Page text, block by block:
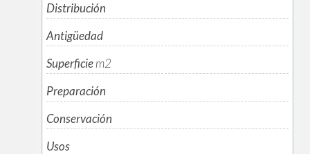
Distribución
Antigüedad
Superficiem2
Preparación
Conservación
Usos